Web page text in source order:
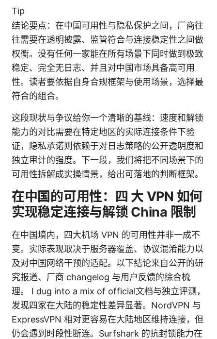
Tip
结论要点：在中国可用性与隐私保护之间，厂商往
往需要在透明披露、监管符合与连接稳定性之间做
权衡。没有任何一家能在所有场景下同时做到极致
稳定、完全无日志、并且对中国市场具备高可用
性。读者要依据自身合规框架与使用场景，选择最
符合的组合。
这段现状与争议给你一个清晰的基线：速度和解锁
能力的对比需要在特定地区的实际连接条件下验
证，隐私承诺则依赖于对日志策略的公开透明度和
独立审计的强度。下一段，我们将把不同场景下的
可用性拆解成实操情景，给出可落地的判断框架。
在中国的可用性：四 大 VPN 如何
实现稳定连接与解锁 China 限制
在中国境内，四大机场 VPN 的可用性并非一成不
变。实际表现取决于服务器覆盖、协议混淆能力以
及对中国网络干预的适配。以下结论来自公开的研
究报道、厂商 changelog 与用户反馈的综合梳
理。 I dug into a mix of official文档与独立评测，
发现四家在大陆的稳定性差异显著。NordVPN 与
ExpressVPN 相对更容易在大陆地区维持连接，但
仍会遇到时段性断连。Surfshark 的抗封锁能力在